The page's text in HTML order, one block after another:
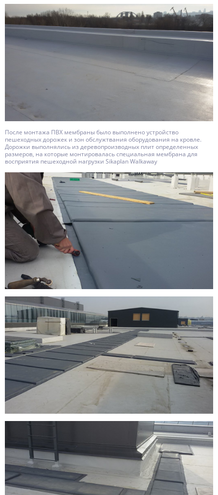
После монтажа ПВХ мембраны было выполнено устройство
пешеходных дорожек и зон обслужтвания оборудования на кровле.
Дорожки выполнялись из деревопроизводных плит определенных
размеров, на которые монтировалась специальная мембрана для
восприятия пешеходной нагрузки Sikaplan Walkaway